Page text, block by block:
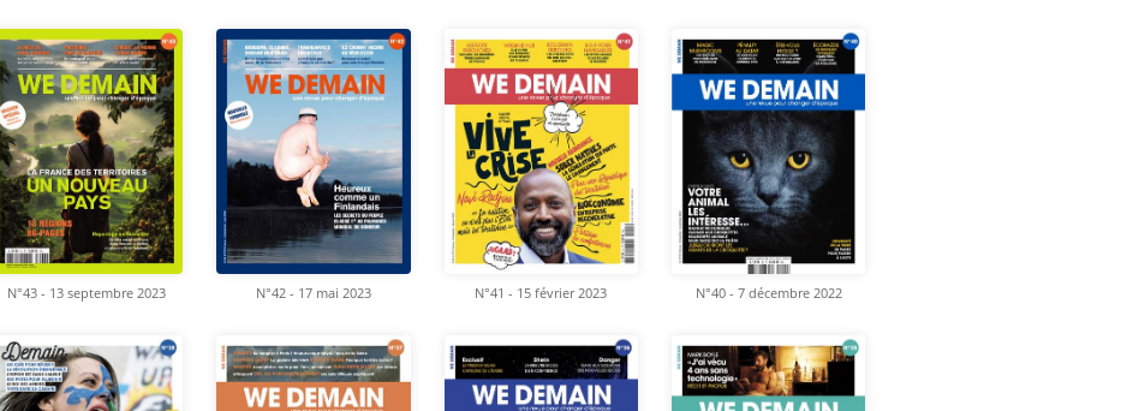
N°43 - 13 septembre 2023 N°42 - 17 mai 2023 N°41 - 15 février 2023 N°40 - 7 décembre 2022